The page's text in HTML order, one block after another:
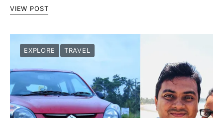
VIEW POST
EXPLORE TRAVEL